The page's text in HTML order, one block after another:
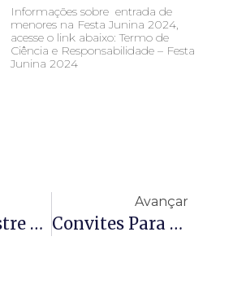
Informações sobre entrada de
menores na Festa Junina 2024,
acesse o link abaixo: Termo de
Ciência e Responsabilidade – Festa
Junina 2024
2º Campestre Open
Avançar
Convites Para Festa Junina 2023 – Resolução